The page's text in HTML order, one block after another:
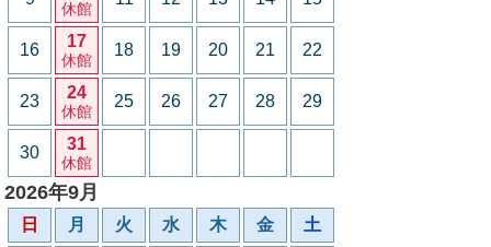
休館
16 17
休館
18 19 20 21 22
23 24
休館
25 26 27 28 29
30 31
休館
2026年9月
日 月 火 水 木 金 土